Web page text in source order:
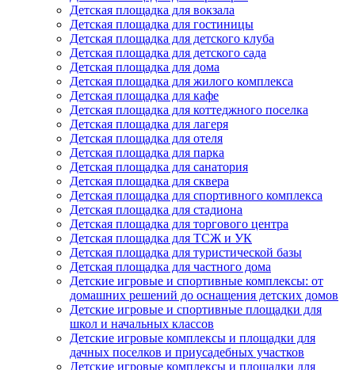
Детская площадка для вокзала
Детская площадка для гостиницы
Детская площадка для детского клуба
Детская площадка для детского сада
Детская площадка для дома
Детская площадка для жилого комплекса
Детская площадка для кафе
Детская площадка для коттеджного поселка
Детская площадка для лагеря
Детская площадка для отеля
Детская площадка для парка
Детская площадка для санатория
Детская площадка для сквера
Детская площадка для спортивного комплекса
Детская площадка для стадиона
Детская площадка для торгового центра
Детская площадка для ТСЖ и УК
Детская площадка для туристической базы
Детская площадка для частного дома
Детские игровые и спортивные комплексы: от
домашних решений до оснащения детских домов
Детские игровые и спортивные площадки для
школ и начальных классов
Детские игровые комплексы и площадки для
дачных поселков и приусадебных участков
Детские игровые комплексы и площадки для